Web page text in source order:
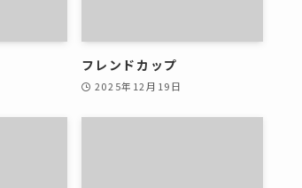
フレンドカップ
2025年12月19日